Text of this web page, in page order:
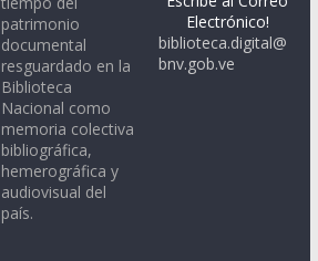
patrimonio
documental
resguardado en la
Biblioteca
Nacional como
memoria colectiva
bibliográfica,
hemerográfica y
audiovisual del
país.
Electrónico!
biblioteca.digital@
bnv.gob.ve